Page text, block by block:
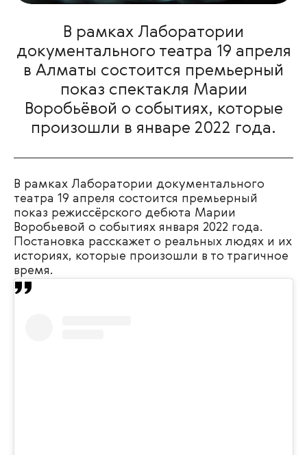
В рамках Лаборатории
документального театра 19 апреля
в Алматы состоится премьерный
показ спектакля Марии
Воробьёвой о событиях, которые
произошли в январе 2022 года.
В рамках Лаборатории документального
театра 19 апреля состоится премьерный
показ режиссёрского дебюта Марии
Воробьевой о событиях января 2022 года.
Постановка расскажет о реальных людях и их
историях, которые произошли в то трагичное
время.